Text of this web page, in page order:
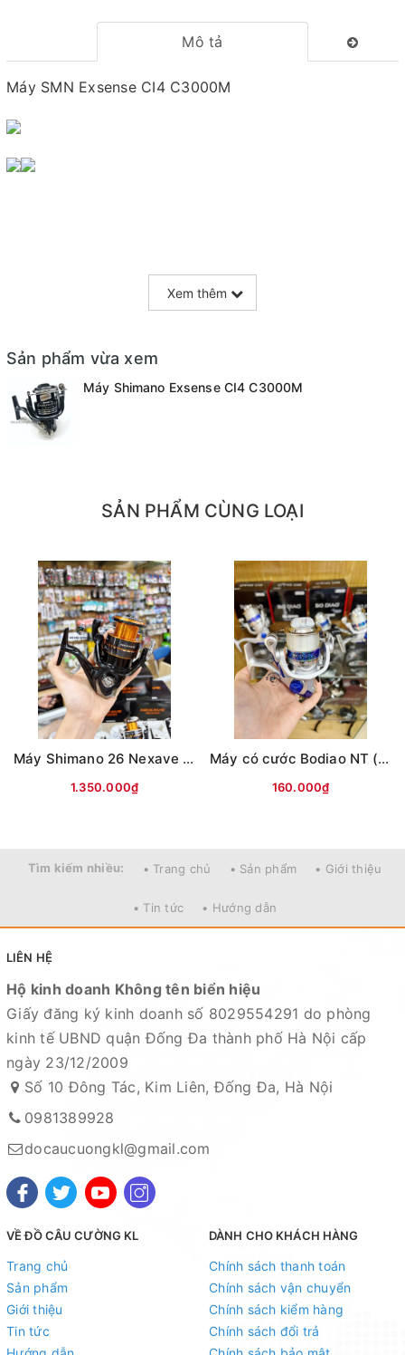
Mô tả
Máy SMN Exsense CI4 C3000M
Xem thêm
Sản phẩm vừa xem
Máy Shimano Exsense CI4 C3000M
SẢN PHẨM CÙNG LOẠI
Máy Shimano 26 Nexave Đen cam(hộp Đen)
1.350.000₫
Máy có cước Bodiao NT (Bạc)
160.000₫
Tìm kiếm nhiều: • Trang chủ • Sản phẩm • Giới thiệu
• Tin tức • Hướng dẫn
LIÊN HỆ
Hộ kinh doanh Không tên biển hiệu
Giấy đăng ký kinh doanh số 8029554291 do phòng
kinh tế UBND quận Đống Đa thành phố Hà Nội cấp
ngày 23/12/2009
Số 10 Đông Tác, Kim Liên, Đống Đa, Hà Nội
0981389928
docaucuongkl@gmail.com
VỀ ĐỒ CÂU CƯỜNG KL
Trang chủ
Sản phẩm
Giới thiệu
Tin tức
DÀNH CHO KHÁCH HÀNG
Chính sách thanh toán
Chính sách vận chuyển
Chính sách kiểm hàng
Chính sách đổi trả